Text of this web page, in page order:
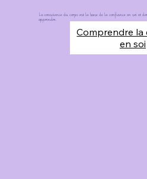
La conscience du corps est la base de la confiance en soi et
apprendre.
Comprendre la
en soi